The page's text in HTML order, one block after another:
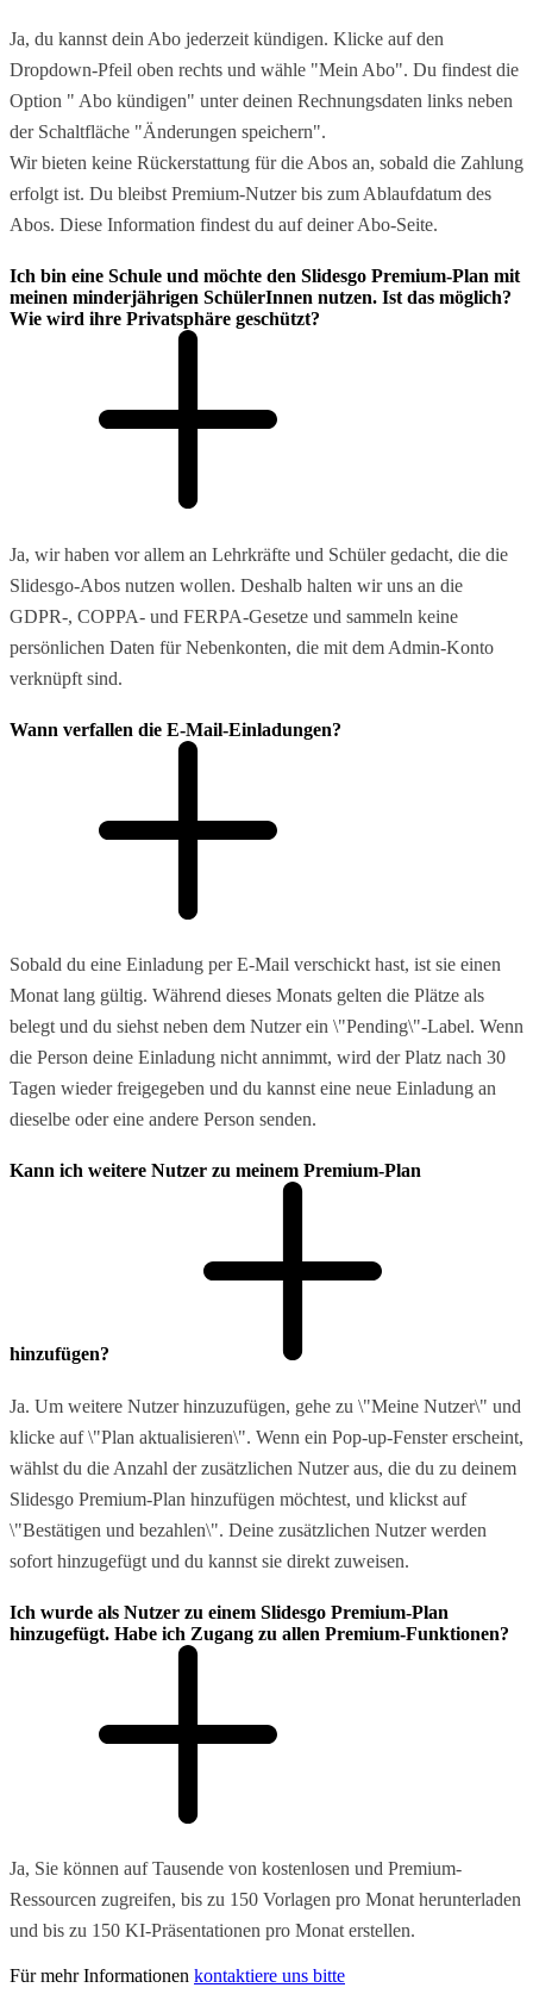
Ja, du kannst dein Abo jederzeit kündigen. Klicke auf den
Dropdown-Pfeil oben rechts und wähle "Mein Abo". Du findest die
Option " Abo kündigen" unter deinen Rechnungsdaten links neben
der Schaltfläche "Änderungen speichern".
Wir bieten keine Rückerstattung für die Abos an, sobald die Zahlung
erfolgt ist. Du bleibst Premium-Nutzer bis zum Ablaufdatum des
Abos. Diese Information findest du auf deiner Abo-Seite.
Ich bin eine Schule und möchte den Slidesgo Premium-Plan mit
meinen minderjährigen SchülerInnen nutzen. Ist das möglich?
Wie wird ihre Privatsphäre geschützt?
Ja, wir haben vor allem an Lehrkräfte und Schüler gedacht, die die
Slidesgo-Abos nutzen wollen. Deshalb halten wir uns an die
GDPR-, COPPA- und FERPA-Gesetze und sammeln keine
persönlichen Daten für Nebenkonten, die mit dem Admin-Konto
verknüpft sind.
Wann verfallen die E-Mail-Einladungen?
Sobald du eine Einladung per E-Mail verschickt hast, ist sie einen
Monat lang gültig. Während dieses Monats gelten die Plätze als
belegt und du siehst neben dem Nutzer ein \"Pending\"-Label. Wenn
die Person deine Einladung nicht annimmt, wird der Platz nach 30
Tagen wieder freigegeben und du kannst eine neue Einladung an
dieselbe oder eine andere Person senden.
Kann ich weitere Nutzer zu meinem Premium-Plan
hinzufügen?
Ja. Um weitere Nutzer hinzuzufügen, gehe zu \"Meine Nutzer\" und
klicke auf \"Plan aktualisieren\". Wenn ein Pop-up-Fenster erscheint,
wählst du die Anzahl der zusätzlichen Nutzer aus, die du zu deinem
Slidesgo Premium-Plan hinzufügen möchtest, und klickst auf
\"Bestätigen und bezahlen\". Deine zusätzlichen Nutzer werden
sofort hinzugefügt und du kannst sie direkt zuweisen.
Ich wurde als Nutzer zu einem Slidesgo Premium-Plan
hinzugefügt. Habe ich Zugang zu allen Premium-Funktionen?
Ja, Sie können auf Tausende von kostenlosen und Premium-
Ressourcen zugreifen, bis zu 150 Vorlagen pro Monat herunterladen
und bis zu 150 KI-Präsentationen pro Monat erstellen.
Für mehr Informationen kontaktiere uns bitte